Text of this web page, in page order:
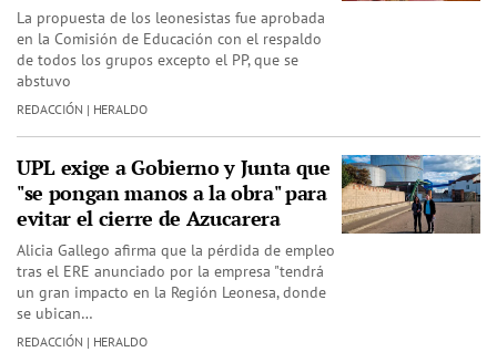
La propuesta de los leonesistas fue aprobada
en la Comisión de Educación con el respaldo
de todos los grupos excepto el PP, que se
abstuvo
REDACCIÓN | HERALDO
UPL exige a Gobierno y Junta que
"se pongan manos a la obra" para
evitar el cierre de Azucarera
Alicia Gallego afirma que la pérdida de empleo
tras el ERE anunciado por la empresa "tendrá
un gran impacto en la Región Leonesa, donde
se ubican…
REDACCIÓN | HERALDO